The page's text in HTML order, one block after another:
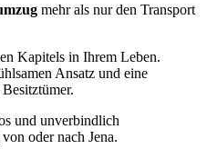
mehr als nur den Transport
Kapitels in Ihrem Leben.
Ansatz und eine
und unverbindlich
oder nach Jena.